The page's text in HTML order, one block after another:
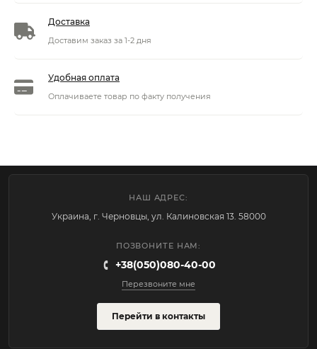
Доставка
Доставим заказ за 1-2 дня
Удобная оплата
Оплачиваете товар по факту получения
НАШ АДРЕС:
Украина, г. Черновцы, ул. Калиновская 13. 58000
ПОЗВОНИТЕ НАМ:
+38(050)080-40-00
Перезвоните мне
Перейти в контакты